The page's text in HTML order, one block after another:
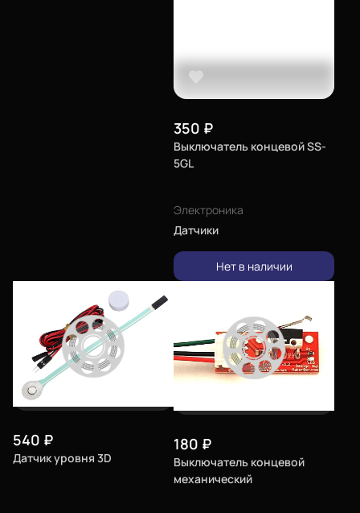
350 ₽
Выключатель концевой SS-
5GL
Электроника
Датчики
Нет в наличии
540 ₽
Датчик уровня 3D
180 ₽
Выключатель концевой
механический
Сертификаты
Система скидок
Оплата и доставка
Для крупных 3D-печатников
Политика конфиденциальности
Блог